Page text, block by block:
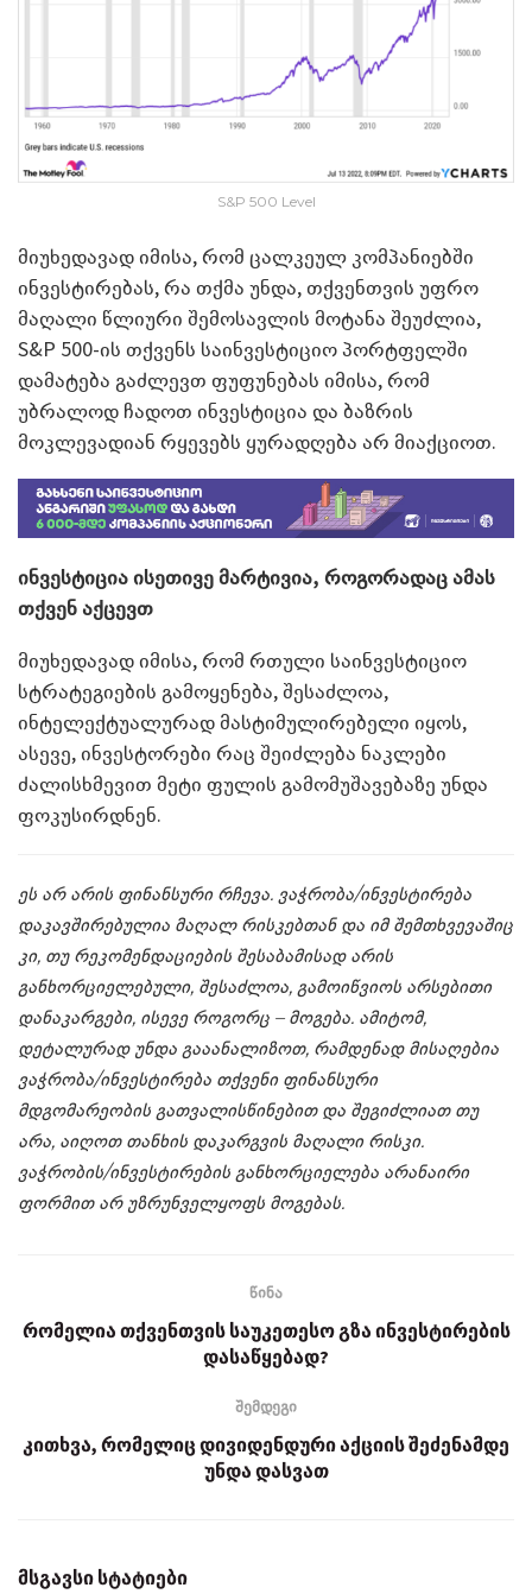
S&P 500 Level
მიუხედავად იმისა, რომ ცალკეულ კომპანიებში
ინვესტირებას, რა თქმა უნდა, თქვენთვის უფრო
მაღალი წლიური შემოსავლის მოტანა შეუძლია,
S&P 500-ის თქვენს საინვესტიციო პორტფელში
დამატება გაძლევთ ფუფუნებას იმისა, რომ
უბრალოდ ჩადოთ ინვესტიცია და ბაზრის
მოკლევადიან რყევებს ყურადღება არ მიაქციოთ.
ინვესტიცია ისეთივე მარტივია, როგორადაც ამას
თქვენ აქცევთ
მიუხედავად იმისა, რომ რთული საინვესტიციო
სტრატეგიების გამოყენება, შესაძლოა,
ინტელექტუალურად მასტიმულირებელი იყოს,
ასევე, ინვესტორები რაც შეიძლება ნაკლები
ძალისხმევით მეტი ფულის გამომუშავებაზე უნდა
ფოკუსირდნენ.
ეს არ არის ფინანსური რჩევა. ვაჭრობა/ინვესტირება
დაკავშირებულია მაღალ რისკებთან და იმ შემთხვევაშიც
კი, თუ რეკომენდაციების შესაბამისად არის
განხორციელებული, შესაძლოა, გამოიწვიოს არსებითი
დანაკარგები, ისევე როგორც – მოგება. ამიტომ,
დეტალურად უნდა გააანალიზოთ, რამდენად მისაღებია
ვაჭრობა/ინვესტირება თქვენი ფინანსური
მდგომარეობის გათვალისწინებით და შეგიძლიათ თუ
არა, აიღოთ თანხის დაკარგვის მაღალი რისკი.
ვაჭრობის/ინვესტირების განხორციელება არანაირი
ფორმით არ უზრუნველყოფს მოგებას.
წინა
რომელია თქვენთვის საუკეთესო გზა ინვესტირების
დასაწყებად?
შემდეგი
კითხვა, რომელიც დივიდენდური აქციის შეძენამდე
უნდა დასვათ
მსგავსი სტატიები